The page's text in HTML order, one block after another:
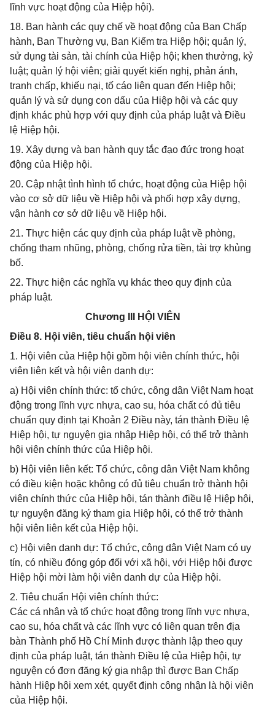
lĩnh vực hoạt động của Hiệp hội).
18. Ban hành các quy chế về hoạt động của Ban Chấp
hành, Ban Thường vụ, Ban Kiểm tra Hiệp hội; quản lý,
sử dụng tài sản, tài chính của Hiệp hội; khen thưởng, kỷ
luật; quản lý hội viên; giải quyết kiến nghị, phản ánh,
tranh chấp, khiếu nại, tố cáo liên quan đến Hiệp hội;
quản lý và sử dụng con dấu của Hiệp hội và các quy
định khác phù hợp với quy định của pháp luật và Điều
lệ Hiệp hội.
19. Xây dựng và ban hành quy tắc đạo đức trong hoạt
động của Hiệp hội.
20. Cập nhật tình hình tổ chức, hoạt động của Hiệp hội
vào cơ sở dữ liệu về Hiệp hội và phối hợp xây dựng,
vận hành cơ sở dữ liệu về Hiệp hội.
21. Thực hiện các quy định của pháp luật về phòng,
chống tham nhũng, phòng, chống rửa tiền, tài trợ khủng
bố.
22. Thực hiện các nghĩa vụ khác theo quy định của
pháp luật.
Chương III HỘI VIÊN
Điều 8. Hội viên, tiêu chuẩn hội viên
1. Hội viên của Hiệp hội gồm hội viên chính thức, hội
viên liên kết và hội viên danh dự:
a) Hội viên chính thức: tổ chức, công dân Việt Nam hoạt
động trong lĩnh vực nhựa, cao su, hóa chất có đủ tiêu
chuẩn quy định tại Khoản 2 Điều này, tán thành Điều lệ
Hiệp hội, tự nguyện gia nhập Hiệp hội, có thể trở thành
hội viên chính thức của Hiệp hội.
b) Hội viên liên kết: Tổ chức, công dân Việt Nam không
có điều kiện hoặc không có đủ tiêu chuẩn trở thành hội
viên chính thức của Hiệp hội, tán thành điều lệ Hiệp hội,
tự nguyện đăng ký tham gia Hiệp hội, có thể trở thành
hội viên liên kết của Hiệp hội.
c) Hội viên danh dự: Tổ chức, công dân Việt Nam có uy
tín, có nhiều đóng góp đối với xã hội, với Hiệp hội được
Hiệp hội mời làm hội viên danh dự của Hiệp hội.
2. Tiêu chuẩn Hội viên chính thức:
Các cá nhân và tổ chức hoạt động trong lĩnh vực nhựa,
cao su, hóa chất và các lĩnh vực có liên quan trên địa
bàn Thành phố Hồ Chí Minh được thành lập theo quy
định của pháp luật, tán thành Điều lệ của Hiệp hội, tự
nguyện có đơn đăng ký gia nhập thì được Ban Chấp
hành Hiệp hội xem xét, quyết định công nhận là hội viên
của Hiệp hội.